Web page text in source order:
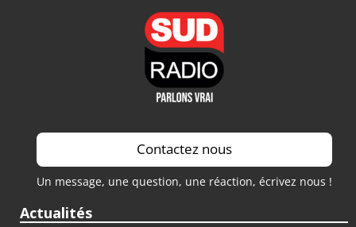
Contactez nous
Un message, une question, une réaction, écrivez nous !
Actualités